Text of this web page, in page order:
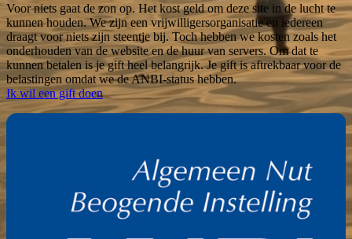
Voor niets gaat de zon op. Het kost geld om deze site in de lucht te
kunnen houden. We zijn een vrijwilligersorganisatie en iedereen
draagt voor niets zijn steentje bij. Toch hebben we kosten zoals het
onderhouden van de website en de huur van servers. Om dat te
kunnen betalen is je gift heel belangrijk. Je gift is aftrekbaar voor de
belastingen omdat we de ANBI-status hebben.
Ik wil een gift doen